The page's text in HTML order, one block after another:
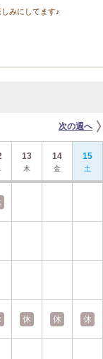
みにしてます♪
次の週へ
13
木
14
金
15
土
休 休 休